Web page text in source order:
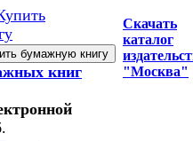
книг
Скачать
каталог
"Москва"